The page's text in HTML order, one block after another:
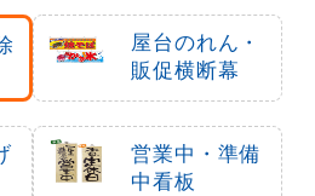
屋台のれん・
販促横断幕
営業中・準備
中看板